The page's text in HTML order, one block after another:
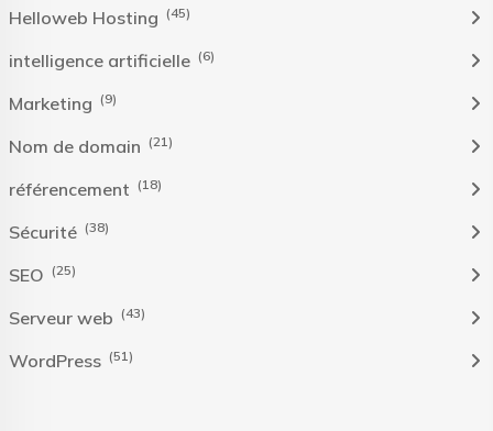
Helloweb Hosting (45)
intelligence artificielle (6)
Marketing (9)
Nom de domain (21)
référencement (18)
Sécurité (38)
SEO (25)
Serveur web (43)
WordPress (51)